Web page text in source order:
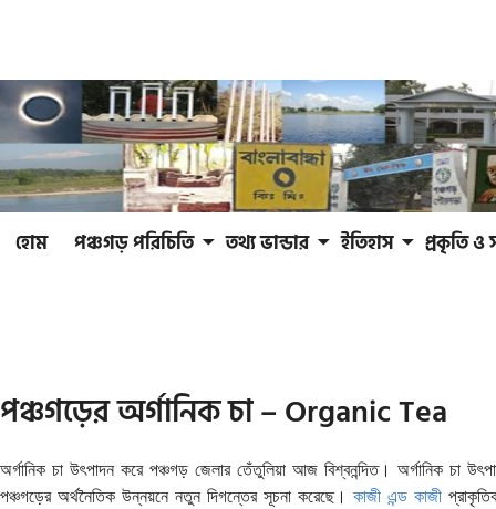
হোম পঞ্চগড় পরিচিতি তথ্য ভান্ডার ইতিহাস প্রকৃতি ও
পঞ্চগড়ের অর্গানিক চা – Organic Tea
অর্গানিক চা উৎপাদন করে পঞ্চগড় জেলার তেঁতুলিয়া আজ বিশ্বনন্দিত। অর্গানিক চা
পঞ্চগড়ের অর্থনৈতিক উন্নয়নে নতুন দিগন্তের সূচনা করেছে। কাজী এন্ড কাজী